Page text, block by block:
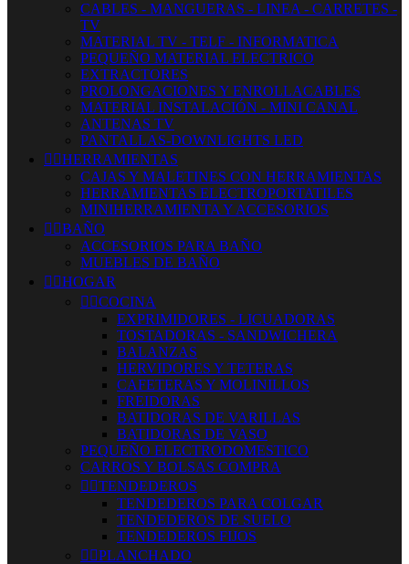
CABLES - MANGUERAS - LINEA - CARRETES -
TV
MATERIAL TV - TELF - INFORMATICA
PEQUEÑO MATERIAL ELECTRICO
EXTRACTORES
PROLONGACIONES Y ENROLLACABLES
MATERIAL INSTALACIÓN - MINI CANAL
ANTENAS TV
PANTALLAS-DOWNLIGHTS LED
 HERRAMIENTAS
CAJAS Y MALETINES CON HERRAMIENTAS
HERRAMIENTAS ELECTROPORTATILES
MINIHERRAMIENTA Y ACCESORIOS
 BAÑO
ACCESORIOS PARA BAÑO
MUEBLES DE BAÑO
 HOGAR
 COCINA
EXPRIMIDORES - LICUADORAS
TOSTADORAS - SANDWICHERA
BALANZAS
HERVIDORES Y TETERAS
CAFETERAS Y MOLINILLOS
FREIDORAS
BATIDORAS DE VARILLAS
BATIDORAS DE VASO
PEQUEÑO ELECTRODOMESTICO
CARROS Y BOLSAS COMPRA
 TENDEDEROS
TENDEDEROS PARA COLGAR
TENDEDEROS DE SUELO
TENDEDEROS FIJOS
 PLANCHADO